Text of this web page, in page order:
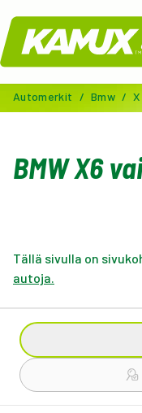
Kamux
Automerkit / Bmw / X
BMW X6
Tällä sivulla on
autoja.